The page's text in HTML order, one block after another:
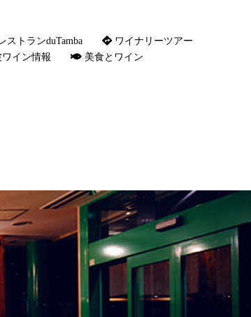
ストランduTamba
ワイナリーツアー
イン情報 美食とワイン